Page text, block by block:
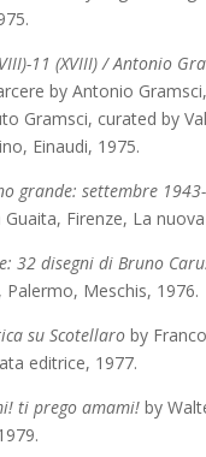
11 (XVIII) / Antonio
by Antonio
Gramsci, curated by
Einaudi, 1975.
grande: settembre
Firenze, La
32 disegni di Bruno
Palermo, Meschis, 1976.
su Scotellaro by
editrice, 1977.
ti prego amami!by